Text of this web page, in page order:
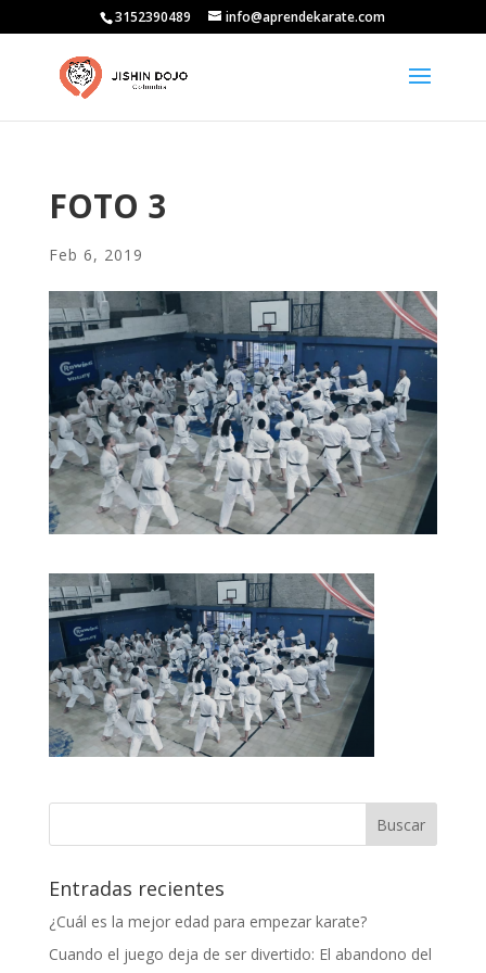
3152390489 info@aprendekarate.com
FOTO 3
Feb 6, 2019
Entradas recientes
¿Cuál es la mejor edad para empezar karate?
Cuando el juego deja de ser divertido: El abandono del